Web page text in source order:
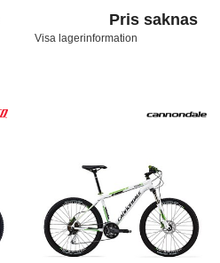
Pris saknas
Visa lagerinformation